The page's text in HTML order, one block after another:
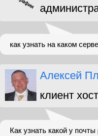
как узнать на каком
Алексей
клиент
Как узнать какой у